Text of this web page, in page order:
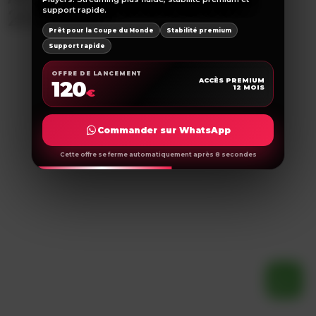
2020-2025
support rapide.
Prêt pour la Coupe du Monde Stabilité premium
Support rapide
OFFRE DE LANCEMENT
120€
ACCÈS PREMIUM
12 MOIS
Commander sur WhatsApp
Cette offre se ferme automatiquement après 8 secondes